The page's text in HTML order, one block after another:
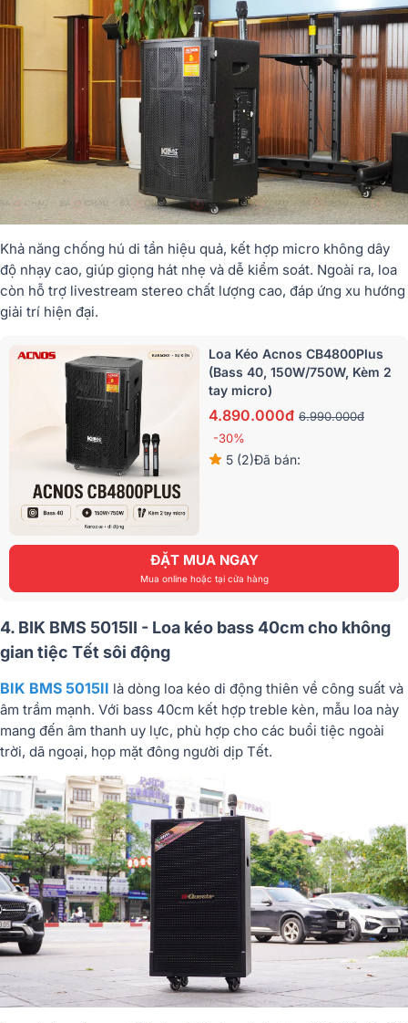
Khả năng chống hú di tần hiệu quả, kết hợp micro không dây
độ nhạy cao, giúp giọng hát nhẹ và dễ kiểm soát. Ngoài ra, loa
còn hỗ trợ livestream stereo chất lượng cao, đáp ứng xu hướng
giải trí hiện đại.
Loa Kéo Acnos CB4800Plus
(Bass 40, 150W/750W, Kèm 2
tay micro)
4.890.000đ 6.990.000đ
-30%
5 (2)Đã bán:
ĐẶT MUA NGAY
Mua online hoặc tại cửa hàng
4. BIK BMS 5015II - Loa kéo bass 40cm cho không
gian tiệc Tết sôi động
BIK BMS 5015II là dòng loa kéo di động thiên về công suất và
âm trầm mạnh. Với bass 40cm kết hợp treble kèn, mẫu loa này
mang đến âm thanh uy lực, phù hợp cho các buổi tiệc ngoài
trời, dã ngoại, họp mặt đông người dịp Tết.